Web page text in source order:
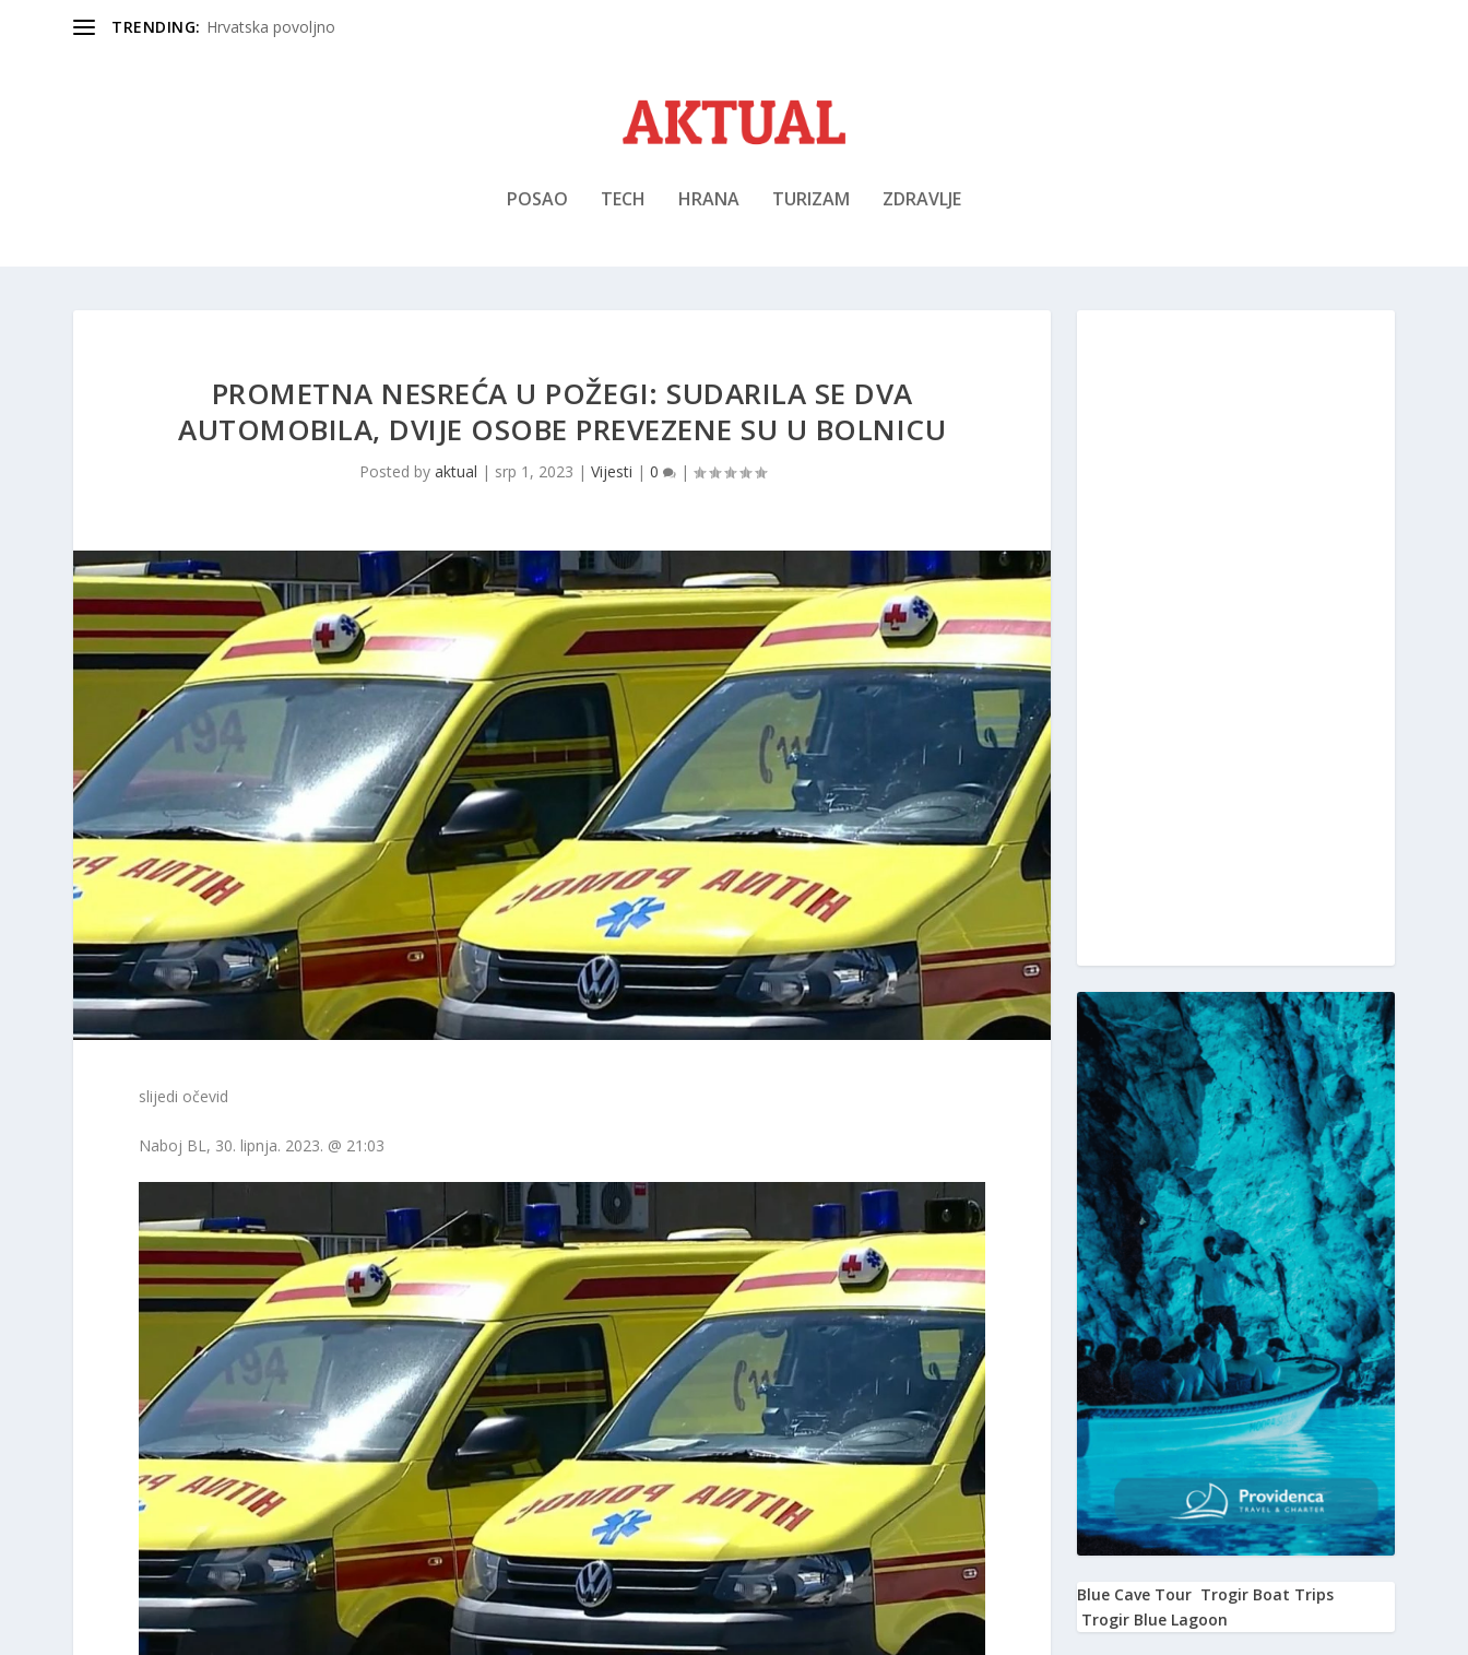
TRENDING: Hrvatska povoljno
POSAO TECH HRANA TURIZAM ZDRAVLJE
PROMETNA NESREĆA U POŽEGI: SUDARILA SE DVA
AUTOMOBILA, DVIJE OSOBE PREVEZENE SU U BOLNICU
Posted by aktual | srp 1, 2023 | Vijesti | 0 |
slijedi očevid
Naboj BL, 30. lipnja. 2023. @ 21:03
Blue Cave Tour Trogir Boat Trips
Trogir Blue Lagoon